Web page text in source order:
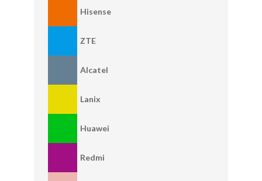
Hisense
ZTE
Alcatel
Lanix
Huawei
Redmi